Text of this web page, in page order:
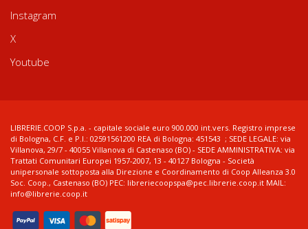
Instagram
X
Youtube
LIBRERIE.COOP S.p.a. - capitale sociale euro 900.000 int.vers. Registro imprese
di Bologna, C.F. e P.I.: 02591561200 REA di Bologna: 451543 ; SEDE LEGALE: via
Villanova, 29/7 - 40055 Villanova di Castenaso (BO) - SEDE AMMINISTRATIVA: via
Trattati Comunitari Europei 1957-2007, 13 - 40127 Bologna - Società
unipersonale sottoposta alla Direzione e Coordinamento di Coop Alleanza 3.0
Soc. Coop., Castenaso (BO) PEC: libreriecoopspa@pec.librerie.coop.it MAIL:
info@librerie.coop.it